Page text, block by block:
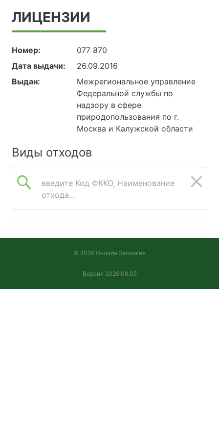
ЛИЦЕНЗИИ
Номер:
077 870
Дата выдачи:
26.09.2016
Выдан:
Межрегиональное управление
Федеральной службы по
надзору в сфере
природопользования по г.
Москва и Калужской области
Виды отходов
введите Код ФККО, Наименование
отхода...
© 2026 Онлайн Экология
Версия 2026.08.05